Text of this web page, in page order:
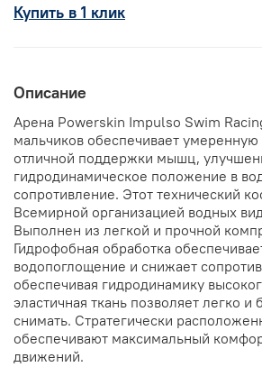
Купить в 1 клик
Описание
Арена Powerskin Impulso Swim
мальчиков обеспечивает
отличной поддержки мышц,
гидродинамическое положение в
сопротивление. Этот технический
Всемирной организацией водных
Выполнен из легкой и прочной
Гидрофобная обработка
водопоглощение и снижает
обеспечивая гидродинамику
эластичная ткань позволяет легко и
снимать. Стратегически
обеспечивают максимальный
движений.